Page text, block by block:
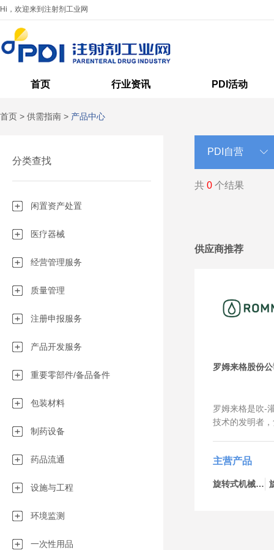
Hi，欢迎来到注射剂工业网
首页 行业资讯 PDI活动
首页 > 供需指南 > 产品中心
分类查找
闲置资产处置
医疗器械
经营管理服务
质量管理
注册申报服务
产品开发服务
重要零部件/备品备件
包装材料
制药设备
药品流通
设施与工程
环境监测
一次性用品
共 0 个结果
供应商推荐
罗姆来格股份
罗姆来格是吹-
技术的发明者
的领导者。我
用于制药、化
我们与客户一
主营产品
旋转式机械-bp434